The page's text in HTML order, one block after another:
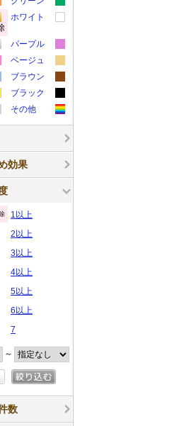
ラ
サ
ン
プ
ル
カ
ー
サ
ン
プ
ル
ホワイト
ラ
ー
サ
ン
プ
パープル
カ
ラ
サ
ン
ベージュ
カ
ラ
ー
サ
ル
ブラウン
カ
ラ
ー
プ
ル
ブラック
カ
ラ
プ
その他
カ
ン
効果
1以上
2以上
3以上
4以上
5以上
6以上
7
～
数